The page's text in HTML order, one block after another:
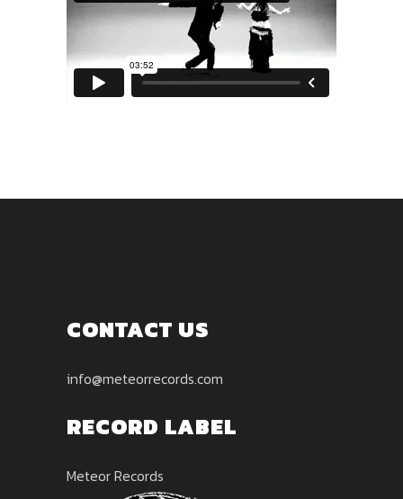
CONTACT US
info@meteorrecords.com
RECORD LABEL
Meteor Records